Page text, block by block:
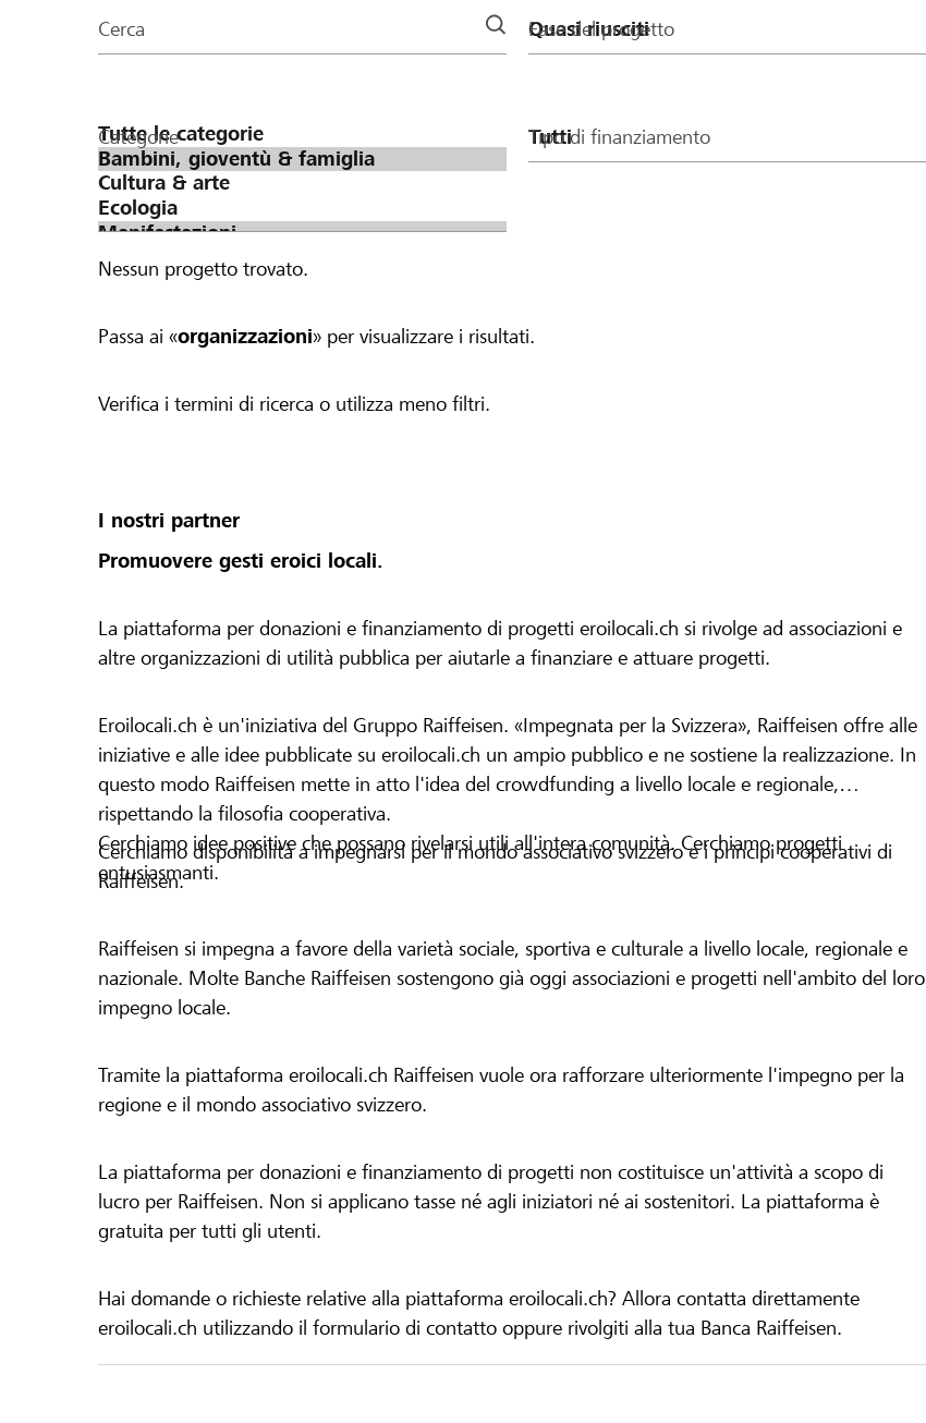
della
Cerca Fase del progetto
Categorie Tipo di finanziamento
Nessun progetto trovato.
Passa ai «organizzazioni» per visualizzare i risultati.
Verifica i termini di ricerca o utilizza meno filtri.
I nostri partner
Promuovere gesti eroici locali.
La piattaforma per donazioni e finanziamento di progetti eroilocali.ch si rivolge ad associazioni e
altre organizzazioni di utilità pubblica per aiutarle a finanziare e attuare progetti.
Eroilocali.ch è un'iniziativa del Gruppo Raiffeisen. «Impegnata per la Svizzera», Raiffeisen offre alle
iniziative e alle idee pubblicate su eroilocali.ch un ampio pubblico e ne sostiene la realizzazione. In
questo modo Raiffeisen mette in atto l'idea del crowdfunding a livello locale e regionale,
rispettando la filosofia cooperativa.
Cerchiamo idee positive che possano rivelarsi utili all'intera comunità. Cerchiamo progetti
entusiasmanti.
Cerchiamo disponibilità a impegnarsi per il mondo associativo svizzero e i principi cooperativi di
Raiffeisen.
Raiffeisen si impegna a favore della varietà sociale, sportiva e culturale a livello locale, regionale e
nazionale. Molte Banche Raiffeisen sostengono già oggi associazioni e progetti nell'ambito del loro
impegno locale.
Tramite la piattaforma eroilocali.ch Raiffeisen vuole ora rafforzare ulteriormente l'impegno per la
regione e il mondo associativo svizzero.
La piattaforma per donazioni e finanziamento di progetti non costituisce un'attività a scopo di
lucro per Raiffeisen. Non si applicano tasse né agli iniziatori né ai sostenitori. La piattaforma è
gratuita per tutti gli utenti.
Hai domande o richieste relative alla piattaforma eroilocali.ch? Allora contatta direttamente
eroilocali.ch utilizzando il formulario di contatto oppure rivolgiti alla tua Banca Raiffeisen.